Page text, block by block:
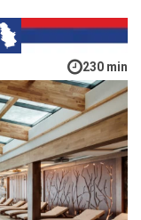
230 min